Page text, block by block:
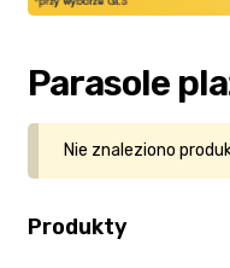
Moje konto
Parasole
Nie znaleziono
Produkty